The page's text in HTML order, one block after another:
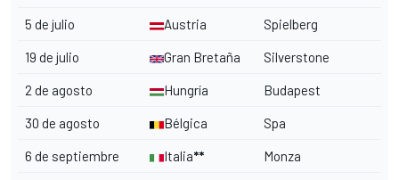
5 de julio Austria Spielberg
19 de julio Gran Bretaña Silverstone
2 de agosto Hungría Budapest
30 de agosto Bélgica Spa
6 de septiembre Italia** Monza